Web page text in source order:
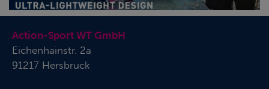
Action-Sport WT GmbH
Eichenhainstr. 2a
91217 Hersbruck